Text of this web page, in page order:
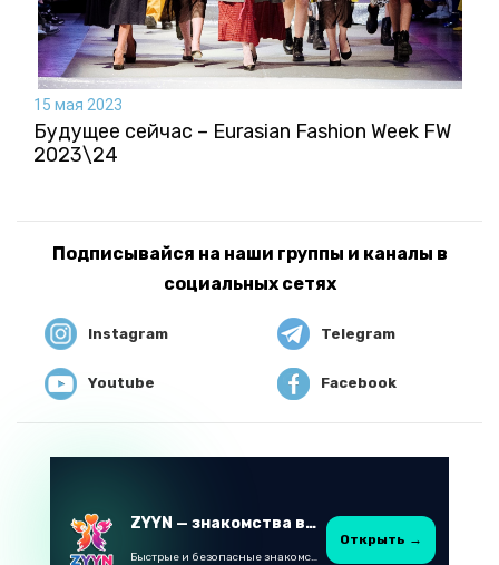
15 мая 2023
Будущее сейчас – Eurasian Fashion Week FW
2023\24
Подписывайся на наши группы и каналы в
социальных сетях
Instagram Telegram
Youtube Facebook
ZYYN — знакомства в Казахстане
Быстрые и безопасные знакомства в Telegram
Открыть →